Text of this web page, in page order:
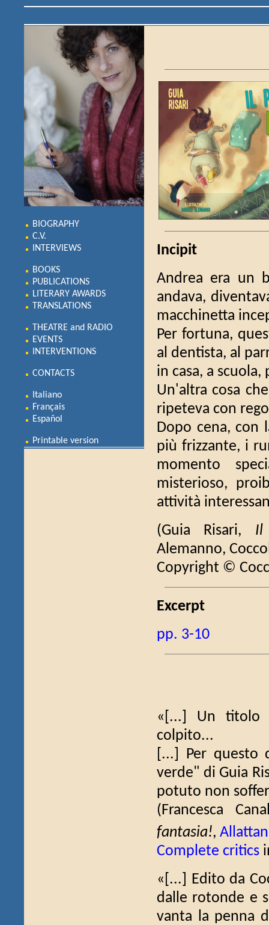
BIOGRAPHY
C.V.
INTERVIEWS
BOOKS
PUBLICATIONS
LITERARY AWARDS
TRANSLATIONS
THEATRE and RADIO
EVENTS
INTERVENTIONS
CONTACTS
Italiano
Français
Español
Printable version
Incipit
Andrea era un
andava,
macchinetta
Per fortuna,
al dentista, al
in casa, a scuola,
Un'altra cosa
ripeteva con
Dopo cena, con
più frizzante, i
momento
misterioso,
attività
(Guia Risari, Il
Alemanno,
Copyright ©
Excerpt
pp. 3-10
«[...] Un titolo
colpito...
[...] Per questo
verde" di Guia
potuto non
(Francesca
fantasia!,
Complete critics
«[...] Edito da
dalle rotonde e
vanta la penna